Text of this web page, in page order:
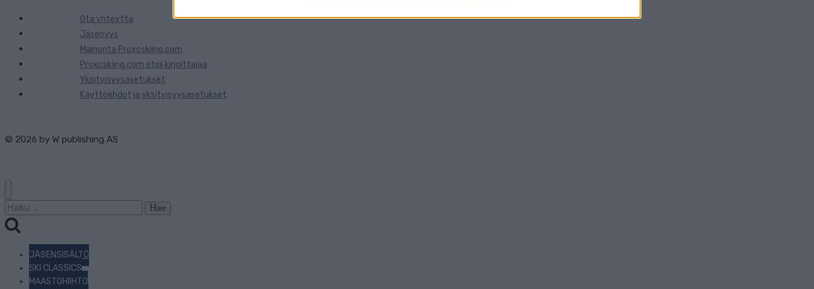
Ota yhteyttä
Jäsenyys
Mainonta Proxcskiing.com
Proxcskiing.com etsii kirjoittajaa
Yksityisyysasetukset
Käyttöehdot ja yksityisyysasetukset
© 2026 by W publishing AS
Haku:
JÄSENSISÄLTÖ
SKI CLASSICS
MAASTOHIIHTO